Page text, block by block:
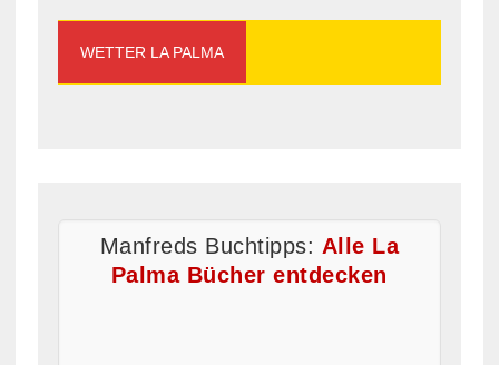
WETTER LA PALMA
Manfreds Buchtipps: Alle La
Palma Bücher entdecken